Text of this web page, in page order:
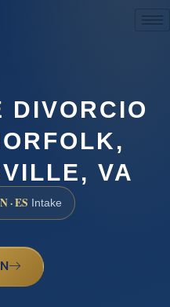
DIVORCIO
VA
· ES Intake